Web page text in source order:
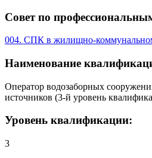
Совет по
004. СПК в жилищно-
Наименование
Оператор водозаборных
источников (3-й уровень
Уровень квалификации:
3